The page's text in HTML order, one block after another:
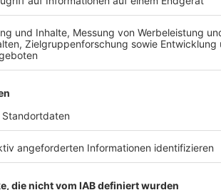
Diskutiert mit!
Anzeige